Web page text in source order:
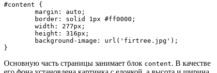
#content {
}
Основную часть страницы занимает блок content. В качестве